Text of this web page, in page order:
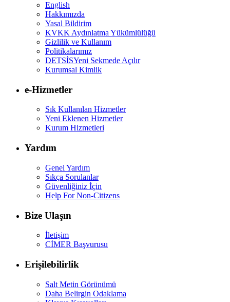
English
Hakkımızda
Yasal Bildirim
KVKK Aydınlatma Yükümlülüğü
Gizlilik ve Kullanım
Politikalarımız
DETSİSYeni Sekmede Açılır
Kurumsal Kimlik
e-Hizmetler
Sık Kullanılan Hizmetler
Yeni Eklenen Hizmetler
Kurum Hizmetleri
Yardım
Genel Yardım
Sıkça Sorulanlar
Güvenliğiniz İçin
Help For Non-Citizens
Bize Ulaşın
İletişim
CİMER Başvurusu
Erişilebilirlik
Salt Metin Görünümü
Daha Belirgin Odaklama